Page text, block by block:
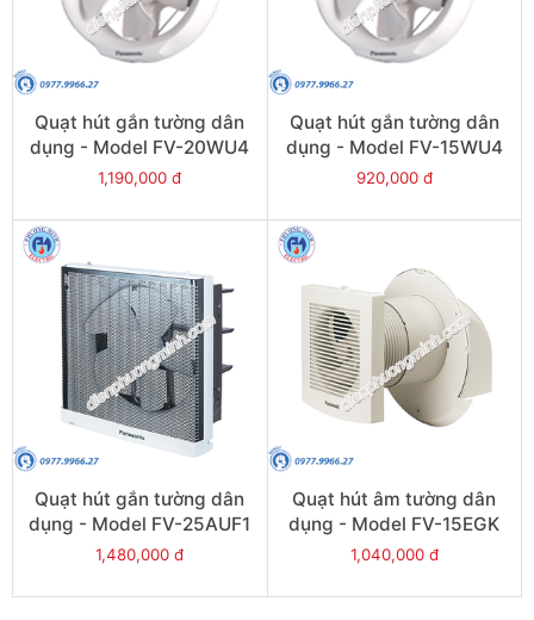
Quạt hút gắn tường dân
dụng - Model FV-20WU4
1,190,000 đ
Quạt hút gắn tường dân
dụng - Model FV-15WU4
920,000 đ
Quạt hút gắn tường dân
dụng - Model FV-25AUF1
1,480,000 đ
Quạt hút âm tường dân
dụng - Model FV-15EGK
1,040,000 đ